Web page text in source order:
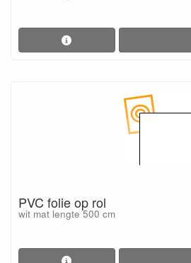
PVC folie op rol
wit mat lengte 500 cm